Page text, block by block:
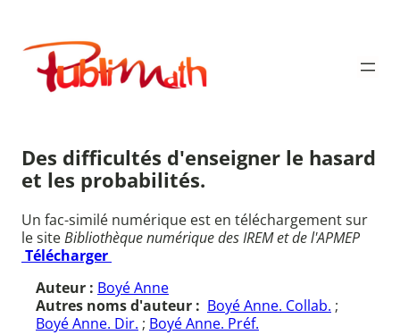
contenu
Publimath
Des difficultés d'enseigner le hasard
et les probabilités.
Un fac-similé numérique est en téléchargement sur
le siteBibliothèque numérique des IREM et de l'APMEP
Télécharger
Auteur : Boyé Anne
Autres noms d'auteur : Boyé Anne. Collab. ;
Boyé Anne. Dir. ; Boyé Anne. Préf.